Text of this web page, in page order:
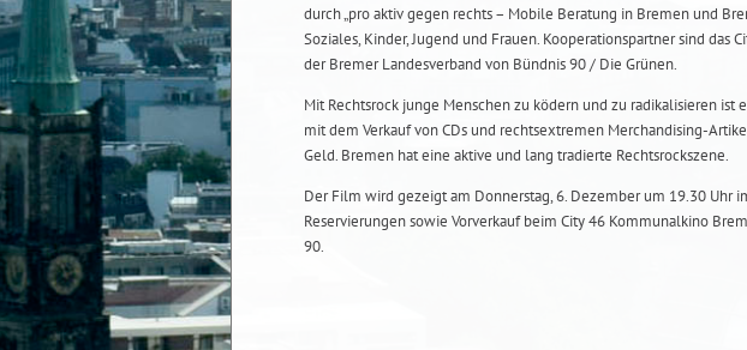
durch „pro aktiv gegen rechts – Mobile Beratung in Bremen und
Soziales, Kinder, Jugend und Frauen. Kooperationspartner sind das
der Bremer Landesverband von Bündnis 90 / Die Grünen.
Mit Rechtsrock junge Menschen zu ködern und zu radikalisieren ist
mit dem Verkauf von CDs und rechtsextremen Merchandising-
Geld. Bremen hat eine aktive und lang tradierte Rechtsrockszene.
Der Film wird gezeigt am Donnerstag, 6. Dezember um 19.30 Uhr
Reservierungen sowie Vorverkauf beim City 46 Kommunalkino
90.